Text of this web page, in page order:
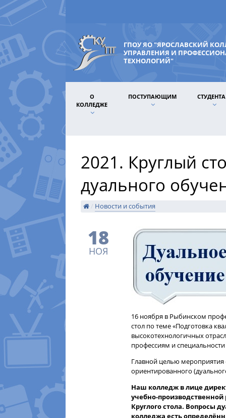
ГПОУ ЯО "ЯРОСЛАВСКИЙ
УПРАВЛЕНИЯ И
ТЕХНОЛОГИЙ"
О
КОЛЛЕДЖЕ
ПОСТУПАЮЩИМ
2021. Круглый
дуального
/ Новости и события
18
НОЯ
16 ноября в Рыбинском
стол по теме «Подготовка
высокотехнологичных
профессиям и
Главной целью мероприятия
ориентированного
Наш колледж в лице
учебно-производственной
Круглого стола. Вопросы
колледжа есть